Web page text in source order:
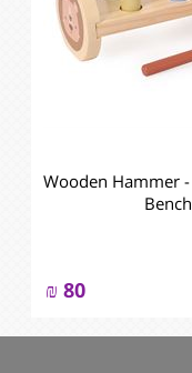
הך בפטיש מעץ - ‏‏‏‏Wooden Hammer
Bench
80
₪